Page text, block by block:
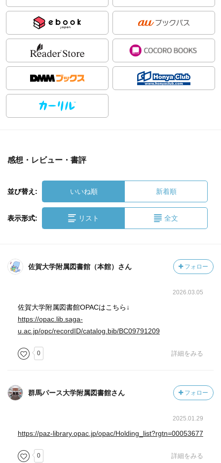
感想・レビュー・書評
並び替え: いいね順 新着順
表示形式: リスト 全文
佐賀大学附属図書館（本館）さん フォロー
2026.03.05
佐賀大学附属図書館OPACはこちら↓
https://opac.lib.saga-
u.ac.jp/opc/recordID/catalog.bib/BC09791209
0 詳細をみる
群馬パース大学附属図書館さん フォロー
2025.01.29
https://paz-library.opac.jp/opac/Holding_list?rgtn=00053677
0 詳細をみる